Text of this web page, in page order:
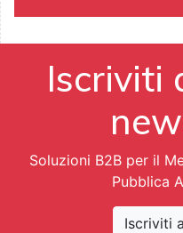
Iscriviti
Soluzioni B2B per il
Pubblica
Iscriviti